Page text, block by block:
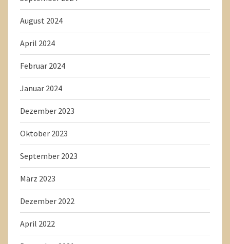
August 2024
April 2024
Februar 2024
Januar 2024
Dezember 2023
Oktober 2023
September 2023
März 2023
Dezember 2022
April 2022